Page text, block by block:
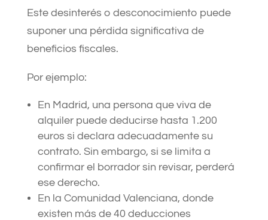
Este desinterés o desconocimiento puede
suponer una pérdida significativa de
beneficios fiscales.
Por ejemplo:
En Madrid, una persona que viva de
alquiler puede deducirse hasta 1.200
euros si declara adecuadamente su
contrato. Sin embargo, si se limita a
confirmar el borrador sin revisar, perderá
ese derecho.
En la Comunidad Valenciana, donde
existen más de 40 deducciones